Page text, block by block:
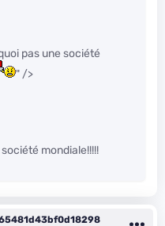
pas une société
" />
mondiale!!!!!